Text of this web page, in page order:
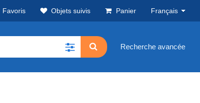
Favoris Objets suivis Panier Français
Recherche avancée